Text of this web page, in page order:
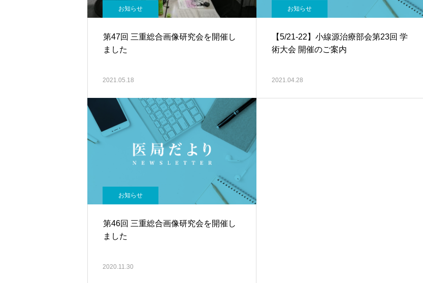
お知らせ
第47回 三重総合画像研究会を開催し
ました
2021.05.18
お知らせ
【5/21-22】小線源治療部会第23回 学
術大会 開催のご案内
2021.04.28
お知らせ
第46回 三重総合画像研究会を開催し
ました
2020.11.30